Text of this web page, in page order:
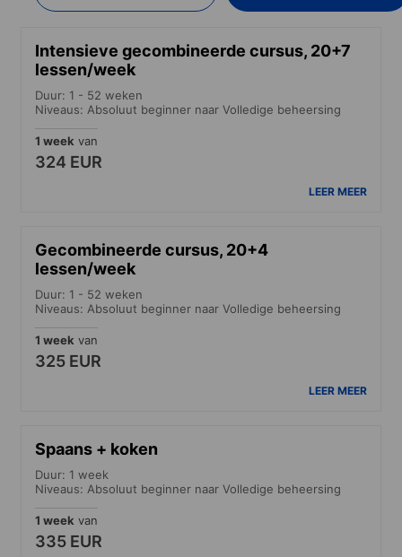
Intensieve gecombineerde cursus, 20+7
lessen/week
Duur: 1 - 52 weken
Niveaus: Absoluut beginner naar Volledige beheersing
1 week van
324 EUR
LEER MEER
Gecombineerde cursus, 20+4
lessen/week
Duur: 1 - 52 weken
Niveaus: Absoluut beginner naar Volledige beheersing
1 week van
325 EUR
LEER MEER
Spaans + koken
Duur: 1 week
Niveaus: Absoluut beginner naar Volledige beheersing
1 week van
335 EUR